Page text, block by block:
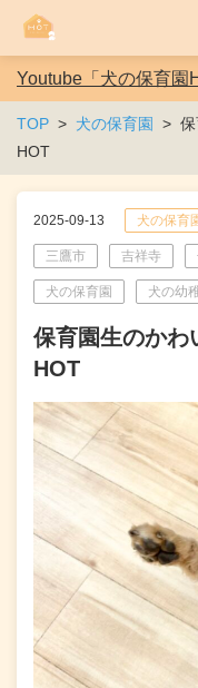
Youtube「犬の保育園
TOP 犬の保育園
HOT
2025-09-13 犬の保育
三鷹市 吉祥寺
犬の保育園 犬の幼
保育園生のか
HOT